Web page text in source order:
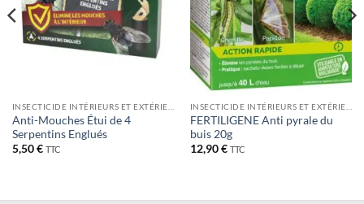
Anti-Mouches Étui de 4
Serpentins Englués
5,50€ TTC
FERTILIGENE Anti pyrale du
buis 20g
12,90€ TTC